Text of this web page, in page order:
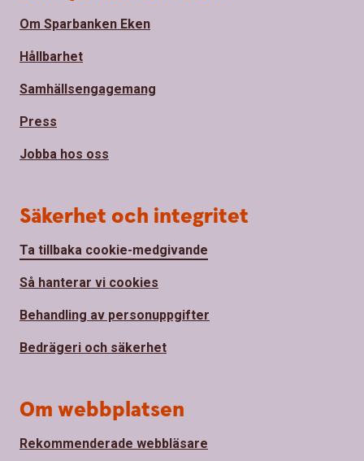
Om Sparbanken Eken
Hållbarhet
Samhällsengagemang
Press
Jobba hos oss
Säkerhet och integritet
Ta tillbaka cookie-medgivande
Så hanterar vi cookies
Behandling av personuppgifter
Bedrägeri och säkerhet
Om webbplatsen
Rekommenderade webbläsare